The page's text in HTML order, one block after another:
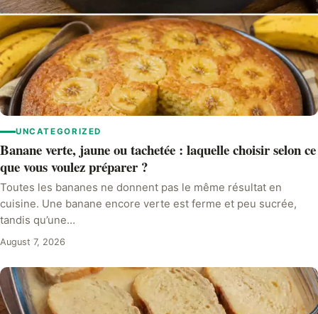
UNCATEGORIZED
Banane verte, jaune ou tachetée : laquelle choisir selon ce
que vous voulez préparer ?
Toutes les bananes ne donnent pas le même résultat en
cuisine. Une banane encore verte est ferme et peu sucrée,
tandis qu’une…
August 7, 2026